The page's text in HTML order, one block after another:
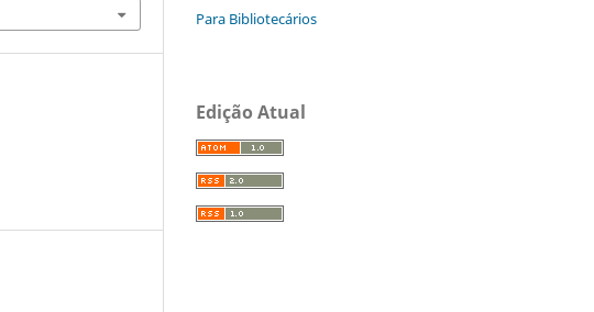
Para Bibliotecários
Edição Atual